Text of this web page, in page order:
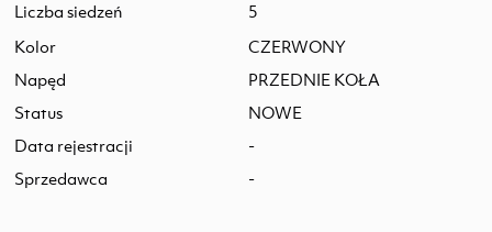
Liczba siedzeń
5
Kolor
CZERWONY
Napęd
PRZEDNIE KOŁA
Status
NOWE
Data rejestracji
-
Sprzedawca
-